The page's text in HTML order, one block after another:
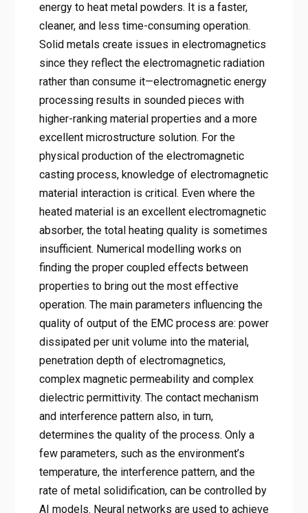
energy to heat metal powders. It is a faster,
cleaner, and less time-consuming operation.
Solid metals create issues in electromagnetics
since they reflect the electromagnetic radiation
rather than consume it—electromagnetic energy
processing results in sounded pieces with
higher-ranking material properties and a more
excellent microstructure solution. For the
physical production of the electromagnetic
casting process, knowledge of electromagnetic
material interaction is critical. Even where the
heated material is an excellent electromagnetic
absorber, the total heating quality is sometimes
insufficient. Numerical modelling works on
finding the proper coupled effects between
properties to bring out the most effective
operation. The main parameters influencing the
quality of output of the EMC process are: power
dissipated per unit volume into the material,
penetration depth of electromagnetics,
complex magnetic permeability and complex
dielectric permittivity. The contact mechanism
and interference pattern also, in turn,
determines the quality of the process. Only a
few parameters, such as the environment’s
temperature, the interference pattern, and the
rate of metal solidification, can be controlled by
AI models. Neural networks are used to achieve